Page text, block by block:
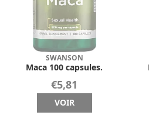
SWANSON
Maca 100 capsules.
€5,81
VOIR